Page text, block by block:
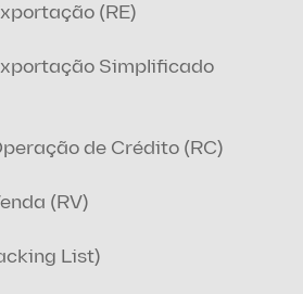
(RE)
Simplificado
de Crédito (RC)
(RV)
List)